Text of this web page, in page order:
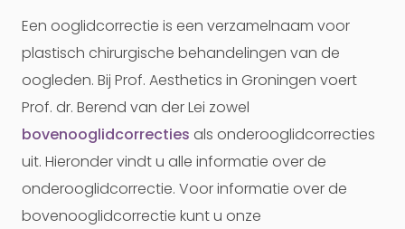
Een ooglidcorrectie is een verzamelnaam voor
plastisch chirurgische behandelingen van de
oogleden. Bij Prof. Aesthetics in Groningen voert
Prof. dr. Berend van der Lei zowel
bovenooglidcorrecties als onderooglidcorrecties
uit. Hieronder vindt u alle informatie over de
onderooglidcorrectie. Voor informatie over de
bovenooglidcorrectie kunt u onze